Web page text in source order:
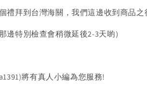
拜到台灣海關，我們這邊收到商品
特別檢查會稍微延後2-3天喲）
將有真人小編為您服務!